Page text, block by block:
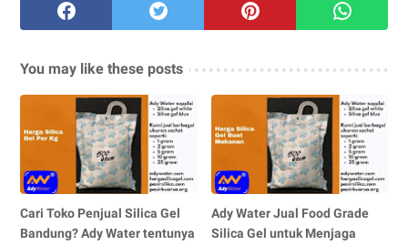
You may like these posts
Cari Toko Penjual Silica Gel
Bandung? Ady Water tentunya
Ady Water Jual Food Grade
Silica Gel untuk Menjaga